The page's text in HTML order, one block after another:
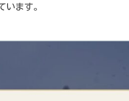
ます。